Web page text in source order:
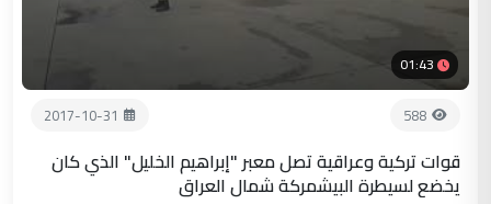
01:43
588
2017-10-31
قوات تركية وعراقية تصل معبر "إبراهيم الخليل" الذي كان
يخضع لسيطرة البيشمركة شمال العراق